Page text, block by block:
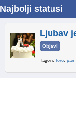
Najbolji statusi
Ljubav
Objavi
Tagovi: fore,